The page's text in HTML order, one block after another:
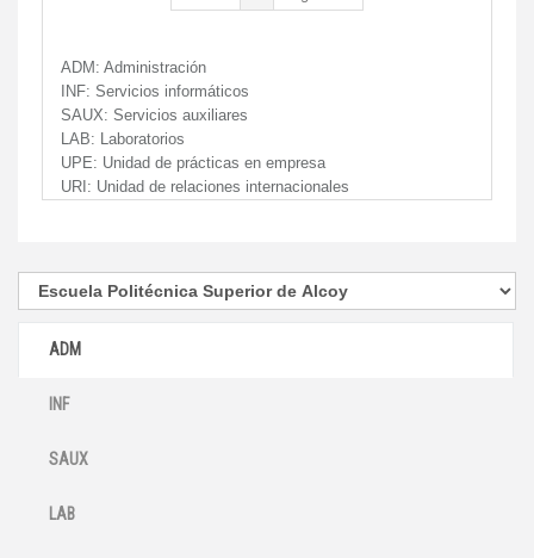
ADM: Administración
INF: Servicios informáticos
SAUX: Servicios auxiliares
LAB: Laboratorios
UPE: Unidad de prácticas en empresa
URI: Unidad de relaciones internacionales
ADM
INF
SAUX
LAB